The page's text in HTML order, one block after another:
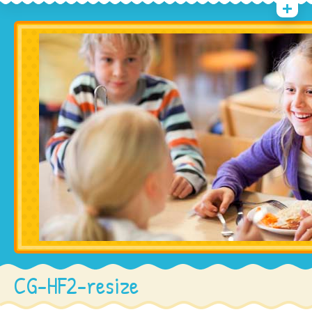
CG-HF2-resize